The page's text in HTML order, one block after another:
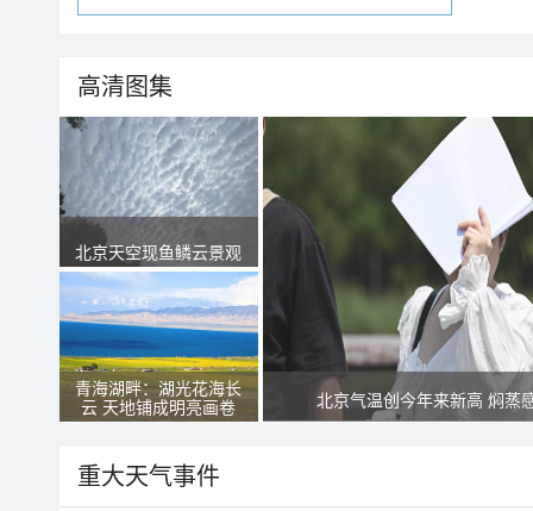
高清图集
北京天空现鱼鳞云景观
青海湖畔：湖光花海长
云 天地铺成明亮画卷
北京气温创今年来新高 焖蒸
重大天气事件